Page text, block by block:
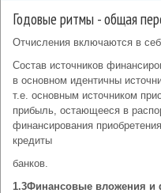
Годовые ритмы - общая
Отчисления включаются в
Состав источников
в основном идентичны
т.е. основным источником
прибыль, остающееся в
финансирования
кредиты
банков.
1.3Финансовые вложения и